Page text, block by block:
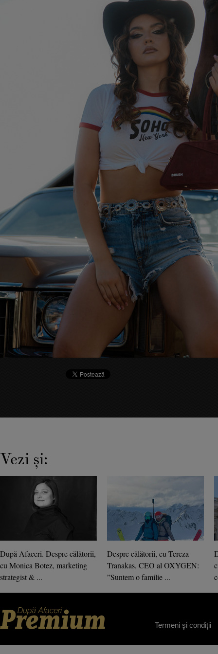
Vezi şi:
După Afaceri. Despre călătorii,
cu Monica Botez, marketing
strategist & ...
Despre călătorii, cu Tereza
Tranakas, CEO al OXYGEN:
”Suntem o familie ...
Termeni şi condiţii